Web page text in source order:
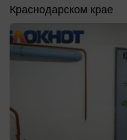
Краснодарском крае